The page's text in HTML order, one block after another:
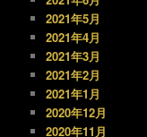
2021年5月
2021年4月
2021年3月
2021年2月
2021年1月
2020年12月
2020年11月